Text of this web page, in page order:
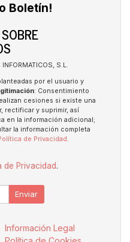
Boletín!
INFORMATICOS, S.L.
por el usuario y
: Consentimiento
cesiones si existe una
rectificar y suprimir, así
en la información adicional;
la información completa
de Privacidad.
de Privacidad.
Enviar
Información Legal